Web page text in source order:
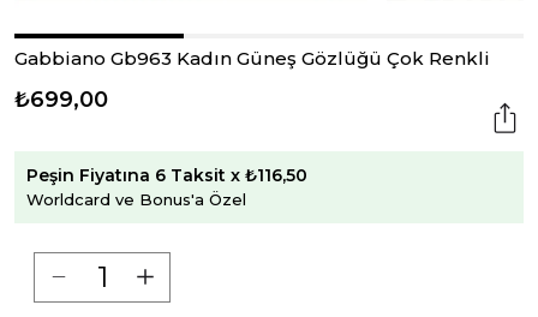
Gabbiano Gb963 Kadın Güneş Gözlüğü Çok Renkli
₺699,00
Peşin Fiyatına 6 Taksit x ₺116,50
Worldcard ve Bonus'a Özel